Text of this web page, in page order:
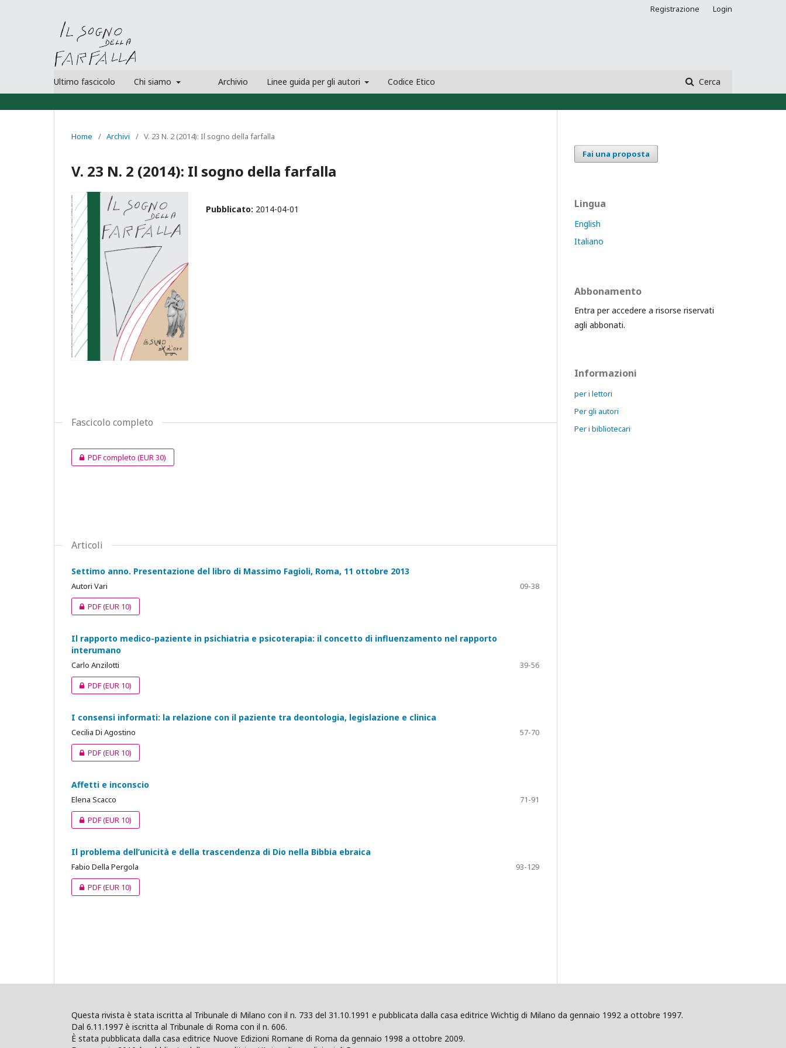
Ultimo fascicolo Chi siamo Archivio Linee guida per gli autori Codice Etico Cerca
Registrazione Login
Home / Archivi / V. 23 N. 2 (2014): Il sogno della farfalla
V. 23 N. 2 (2014): Il sogno della farfalla
Pubblicato: 2014-04-01
Fascicolo completo
PDF completo(EUR 30)
Articoli
Settimo anno. Presentazione del libro di Massimo Fagioli, Roma, 11 ottobre 2013
Autori Vari
09-38
PDF(EUR 10)
Il rapporto medico-paziente in psichiatria e psicoterapia: il concetto di influenzamento nel rapporto
interumano
Carlo Anzilotti
39-56
PDF(EUR 10)
I consensi informati: la relazione con il paziente tra deontologia, legislazione e clinica
Cecilia Di Agostino
57-70
PDF(EUR 10)
Affetti e inconscio
Elena Scacco
71-91
PDF(EUR 10)
Il problema dell’unicità e della trascendenza di Dio nella Bibbia ebraica
Fabio Della Pergola
93-129
PDF(EUR 10)
Fai una proposta
Lingua
English
Italiano
Abbonamento
Entra per accedere a risorse riservati
agli abbonati.
Informazioni
per i lettori
Per gli autori
Per i bibliotecari
Questa rivista è stata iscritta al Tribunale di Milano con il n. 733 del 31.10.1991 e pubblicata dalla casa editrice Wichtig di Milano da gennaio 1992 a ottobre 1997.
Dal 6.11.1997 è iscritta al Tribunale di Roma con il n. 606.
È stata pubblicata dalla casa editrice Nuove Edizioni Romane di Roma da gennaio 1998 a ottobre 2009.